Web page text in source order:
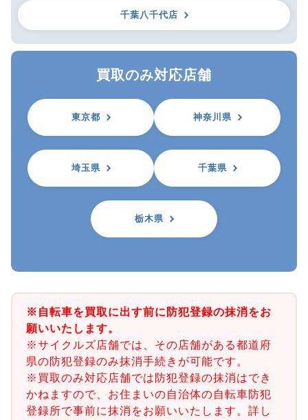
千葉八千代店
買取のみ対応店舗
東京都 神奈川県
埼玉県 千葉県
栃木県
※自転車を買取に出す前に防犯登録の抹消をお
願いいたします。
※サイクルズ店舗では、その店舗がある都道府
県の防犯登録のみ抹消手続きが可能です。
※買取のみ対応店舗では防犯登録の抹消はでき
かねますので、お住まいの自治体の自転車防犯
登録所で事前に抹消をお願いいたします。詳し